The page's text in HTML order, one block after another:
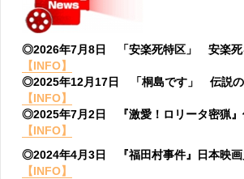
◎2026年7月8日 「安楽死特区」 安楽死
【INFO】
◎2025年12月17日 「桐島です」 伝説の
【INFO】
◎2025年7月2日 『激愛！ロリータ密猟』
【INFO】
◎2024年4月3日 『福田村事件』日本映画
【INFO】